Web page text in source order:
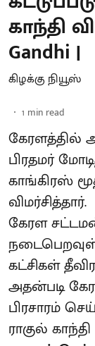
காந்தி
Gandhi |
கிழக்கு நியூஸ்
1 min read
கேரளத்தில்
பிரதமர்
காங்கிரஸ்
விமர்சித்தார்.
கேரள
கட்சிகள்
அதன்படி
பிரசாரம்
ராகுல்